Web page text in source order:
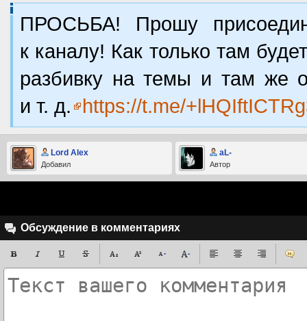
ПРОСЬБА! Прошу
к каналу! Как только там
разбивку на темы и там же
и т. д.
https://t.me/
Lord Alex
Добавил
aL-
Автор
Обсуждение в комментариях